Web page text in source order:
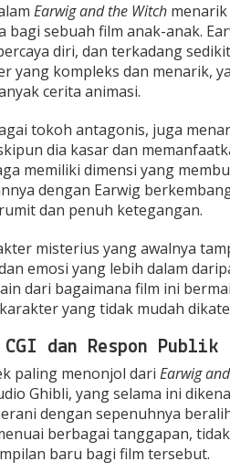
Earwig and the Witchmenarik
bagi sebuah film anak-anak.
diri, dan terkadang
yang kompleks dan menarik,
cerita animasi.
tokoh antagonis, juga
dia kasar dan
memiliki dimensi yang
dengan Earwig
dan penuh ketegangan.
misterius yang awalnya
emosi yang lebih dalam
dari bagaimana film ini
yang tidak mudah
CGI dan Respon Publik
paling menonjol dari Earwig
Ghibli, yang selama ini
dengan sepenuhnya
berbagai tanggapan,
baru bagi film tersebut.